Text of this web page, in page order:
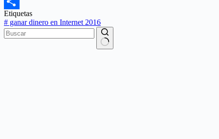
Compartir
Etiquetas
# ganar dinero en Internet 2016